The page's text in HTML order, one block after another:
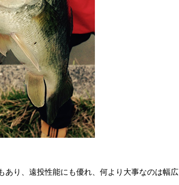
あり、遠投性能にも優れ、何より大事なのは幅広